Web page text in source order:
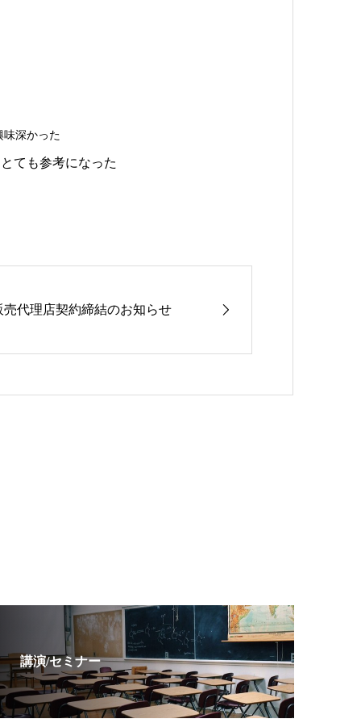
味深かった
ても参考になった
売代理店契約締結のお知らせ
講演/セミナー